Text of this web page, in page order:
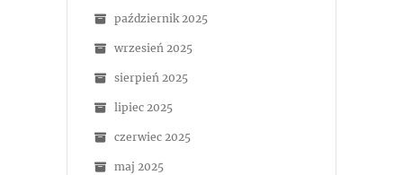
październik 2025
wrzesień 2025
sierpień 2025
lipiec 2025
czerwiec 2025
maj 2025